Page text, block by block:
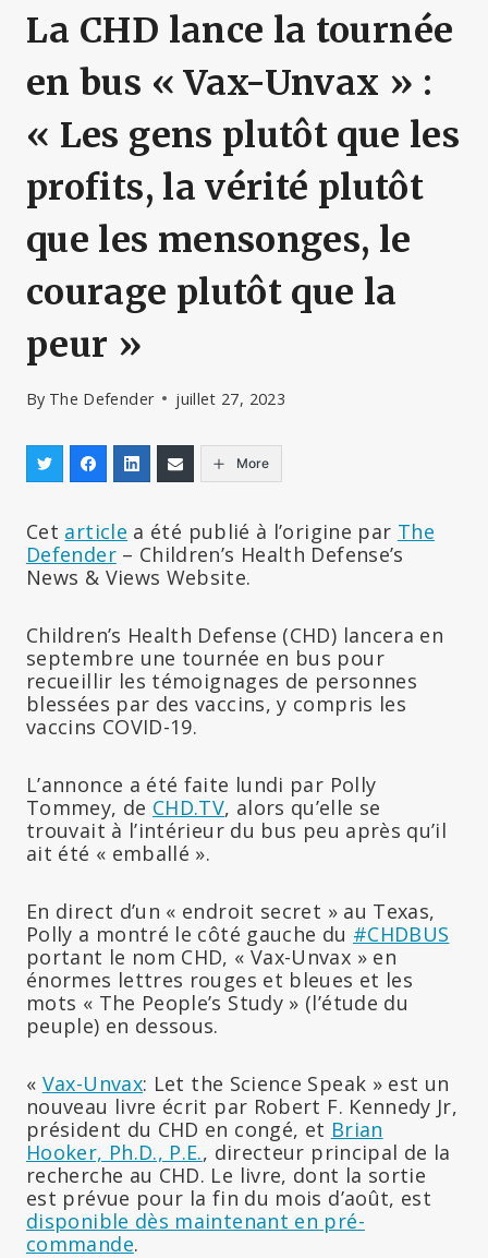
La CHD lance la tournée
en bus « Vax-Unvax » :
« Les gens plutôt que les
profits, la vérité plutôt
que les mensonges, le
courage plutôt que la
peur »
By The Defender juillet 27, 2023
More
Cet article a été publié à l’origine par The
Defender– Children’s Health Defense’s
News & Views Website.
Children’s Health Defense (CHD) lancera en
septembre une tournée en bus pour
recueillir les témoignages de personnes
blessées par des vaccins, y compris les
vaccins COVID-19.
L’annonce a été faite lundi par Polly
Tommey, de CHD.TV, alors qu’elle se
trouvait à l’intérieur du bus peu après qu’il
ait été « emballé ».
En direct d’un « endroit secret » au Texas,
Polly a montré le côté gauche du #CHDBUS
portant le nom CHD, « Vax-Unvax » en
énormes lettres rouges et bleues et les
mots « The People’s Study » (l’étude du
peuple) en dessous.
« Vax-Unvax: Let the Science Speak » est un
nouveau livre écrit par Robert F. Kennedy Jr,
président du CHD en congé, et Brian
Hooker, Ph.D., P.E., directeur principal de la
recherche au CHD. Le livre, dont la sortie
est prévue pour la fin du mois d’août, est
disponible dès maintenant en pré-
commande.